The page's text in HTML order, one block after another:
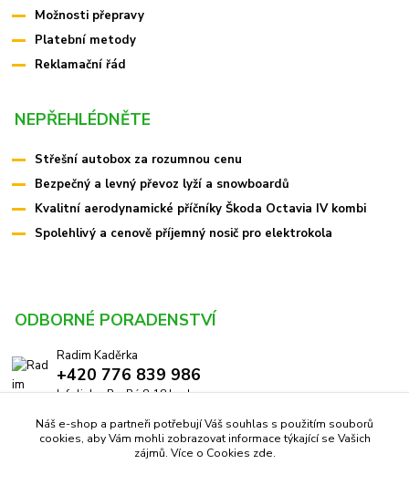
Možnosti přepravy
Platební metody
Reklamační řád
NEPŘEHLÉDNĚTE
Střešní autobox za rozumnou cenu
Bezpečný a levný převoz lyží a snowboardů
Kvalitní aerodynamické příčníky Škoda Octavia IV kombi
Spolehlivý a cenově příjemný nosič pro elektrokola
ODBORNÉ PORADENSTVÍ
Radim Kaděrka
+420 776 839 986
Infolinka: Po-Pá 8-18 hod.
info@pricniky.cz
Náš e-shop a partneři potřebují Váš souhlas s použitím souborů
cookies, aby Vám mohli zobrazovat informace týkající se Vašich
zájmů. Více o Cookies zde.